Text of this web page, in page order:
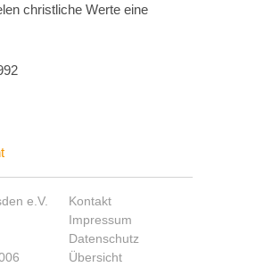
christliche Werte eine
e.V.
Kontakt
Impressum
Datenschutz
Übersicht